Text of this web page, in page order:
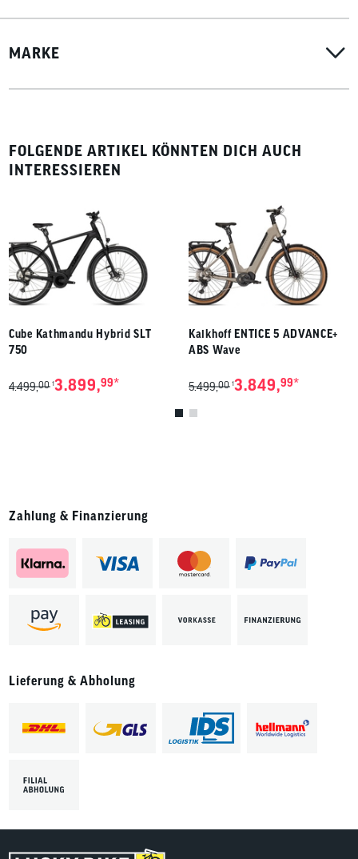
MARKE
FOLGENDE ARTIKEL KÖNNTEN DICH AUCH
INTERESSIEREN
Cube Kathmandu Hybrid SLT
750
4.499,00 13.899,99*
Kalkhoff ENTICE 5 ADVANCE+
ABS Wave
5.499,00 13.849,99*
Zahlung & Finanzierung
Lieferung & Abholung